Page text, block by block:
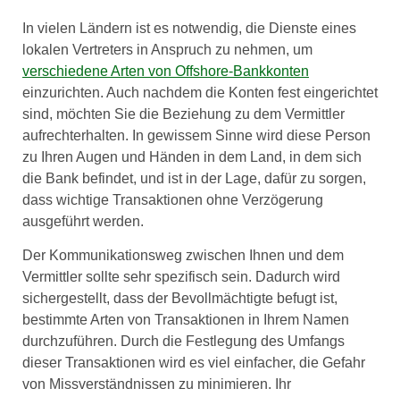
In vielen Ländern ist es notwendig, die Dienste eines
lokalen Vertreters in Anspruch zu nehmen, um
verschiedene Arten von Offshore-Bankkonten
einzurichten. Auch nachdem die Konten fest eingerichtet
sind, möchten Sie die Beziehung zu dem Vermittler
aufrechterhalten. In gewissem Sinne wird diese Person
zu Ihren Augen und Händen in dem Land, in dem sich
die Bank befindet, und ist in der Lage, dafür zu sorgen,
dass wichtige Transaktionen ohne Verzögerung
ausgeführt werden.
Der Kommunikationsweg zwischen Ihnen und dem
Vermittler sollte sehr spezifisch sein. Dadurch wird
sichergestellt, dass der Bevollmächtigte befugt ist,
bestimmte Arten von Transaktionen in Ihrem Namen
durchzuführen. Durch die Festlegung des Umfangs
dieser Transaktionen wird es viel einfacher, die Gefahr
von Missverständnissen zu minimieren. Ihr